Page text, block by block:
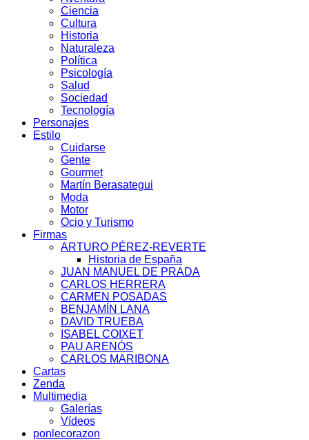
Ciencia
Cultura
Historia
Naturaleza
Política
Psicología
Salud
Sociedad
Tecnología
Personajes
Estilo
Cuidarse
Gente
Gourmet
Martín Berasategui
Moda
Motor
Ocio y Turismo
Firmas
ARTURO PÉREZ-REVERTE
Historia de España
JUAN MANUEL DE PRADA
CARLOS HERRERA
CARMEN POSADAS
BENJAMÍN LANA
DAVID TRUEBA
ISABEL COIXET
PAU ARENÓS
CARLOS MARIBONA
Cartas
Zenda
Multimedia
Galerías
Vídeos
ponlecorazon